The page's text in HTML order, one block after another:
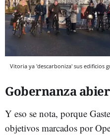
Vitoria ya 'descarboniza' sus edificios
Gobernanza
Y eso se nota, porque
objetivos marcados por